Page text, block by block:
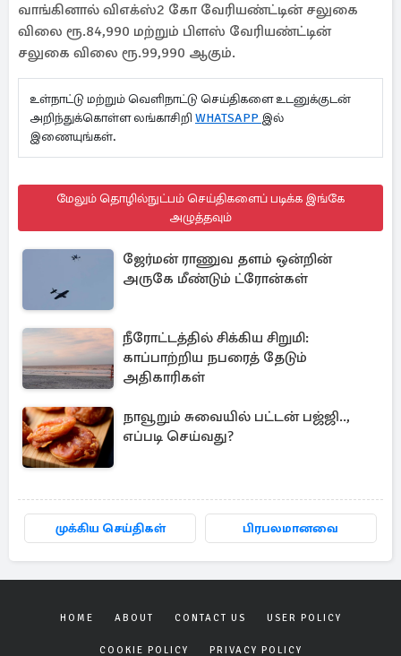
வாங்கினால் விஎக்ஸ்2 கோ வேரியண்ட்டின் சலுகை
விலை ரூ.84,990 மற்றும் பிளஸ் வேரியண்ட்டின்
சலுகை விலை ரூ.99,990 ஆகும்.
உள்நாட்டு மற்றும் வெளிநாட்டு செய்திகளை உடனுக்குடன்
அறிந்துக்கொள்ள லங்காசிறி WHATSAPP இல்
இணையுங்கள்.
மேலும் தொழில்நுட்பம் செய்திகளைப் படிக்க இங்கே
அழுத்தவும்
ஜேர்மன் ராணுவ தளம் ஒன்றின்
அருகே மீண்டும் ட்ரோன்கள்
நீரோட்டத்தில் சிக்கிய சிறுமி:
காப்பாற்றிய நபரைத் தேடும்
அதிகாரிகள்
நாவூறும் சுவையில் பட்டன் பஜ்ஜி..,
எப்படி செய்வது?
முக்கிய செய்திகள் பிரபலமானவை
HOME ABOUT CONTACT US USER POLICY
COOKIE POLICY PRIVACY POLICY